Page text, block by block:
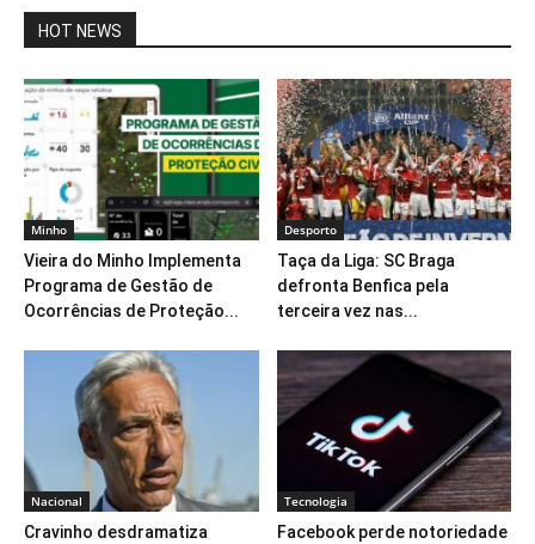
HOT NEWS
Minho
Vieira do Minho Implementa
Programa de Gestão de
Ocorrências de Proteção...
Desporto
Taça da Liga: SC Braga
defronta Benfica pela
terceira vez nas...
Nacional
Cravinho desdramatiza
Tecnologia
Facebook perde notoriedade